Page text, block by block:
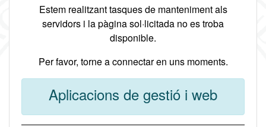
Estem realitzant tasques de manteniment als
servidors i la pàgina sol·licitada no es troba
disponible.
Per favor, torne a connectar en uns moments.
Aplicacions de gestió i web